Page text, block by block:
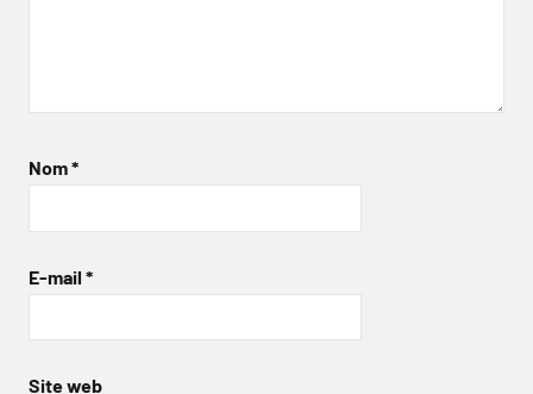
Nom*
E-mail *
Site web